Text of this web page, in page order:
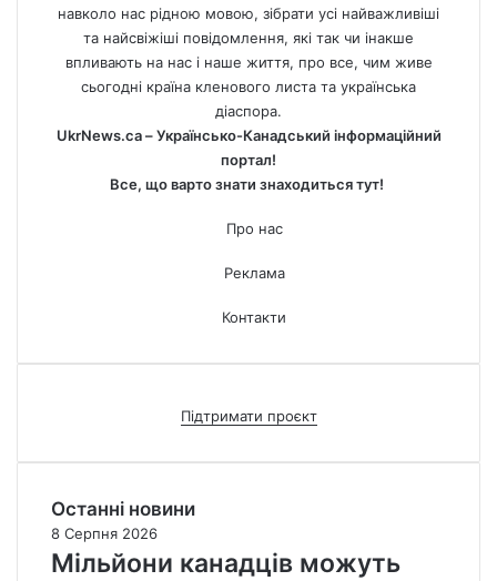
навколо нас рідною мовою, зібрати усі найважливіші
та найсвіжіші повідомлення, які так чи інакше
впливають на нас і наше життя, про все, чим живе
сьогодні країна кленового листа та українська
діаспора.
UkrNews.ca – Українсько-Канадський інформаційний
портал!
Все, що варто знати знаходиться тут!
Про нас
Реклама
Контакти
Підтримати проєкт
Останні новини
8 Серпня 2026
Мільйони канадців можуть